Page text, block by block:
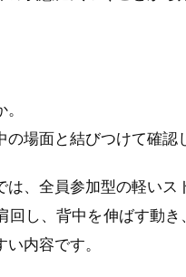
の場面と結びつけて確認
は、全員参加型の軽い
回し、背中を伸ばす動
内容です。